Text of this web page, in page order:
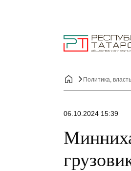
Политика, власть
06.10.2024 15:39